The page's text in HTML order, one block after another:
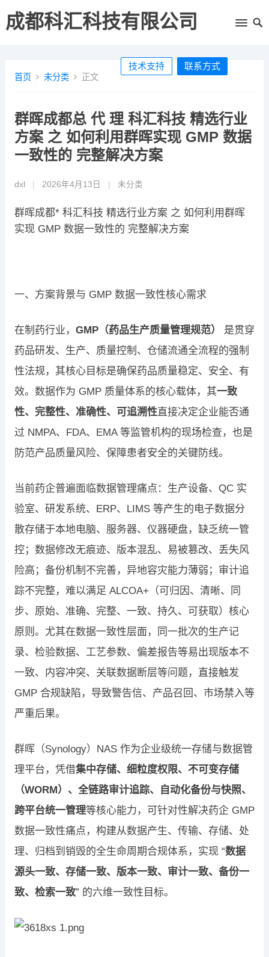
成都科汇科技有限公司
技术支持 联系方式
首页 未分类 正文
群晖成都总 代 理 科汇科技 精选行业
方案 之 如何利用群晖实现 GMP 数据
一致性的 完整解决方案
dxl 2026年4月13日 未分类
群晖成都* 科汇科技 精选行业方案 之 如何利用群晖
实现 GMP 数据一致性的 完整解决方案
一、方案背景与 GMP 数据一致性核心需求
在制药行业， GMP（药品生产质量管理规范）
是贯穿
药品研发、生产、质量控制、仓储流通全流程的强制
性法规，其核心目标是确保药品质量稳定、安全、有
效。数据作为 GMP 质量体系的核心载体，其一致
性、完整性、准确性、可追溯性直接决定企业能否通
过 NMPA、FDA、EMA 等监管机构的现场检查，也是
防范产品质量风险、保障患者安全的关键防线。
当前药企普遍面临数据管理痛点：生产设备、QC 实
验室、研发系统、ERP、LIMS 等产生的电子数据分
散存储于本地电脑、服务器、仪器硬盘，缺乏统一管
控；数据修改无痕迹、版本混乱、易被篡改、丢失风
险高；备份机制不完善，异地容灾能力薄弱；审计追
踪不完整，难以满足 ALCOA+（可归因、清晰、同
步、原始、准确、完整、一致、持久、可获取）核心
原则。尤其在数据一致性层面，同一批次的生产记
录、检验数据、工艺参数、偏差报告等易出现版本不
一致、内容冲突、关联数据断层等问题，直接触发
GMP 合规缺陷，导致警告信、产品召回、市场禁入等
严重后果。
群晖（Synology）NAS 作为企业级统一存储与数据管
理平台，凭借集中存储、细粒度权限、不可变存储
（WORM）、全链路审计追踪、自动化备份与快照、
跨平台统一管理等核心能力，可针对性解决药企 GMP
数据一致性痛点，构建从数据产生、传输、存储、处
理、归档到销毁的全生命周期合规体系，实现 “数据
源头一致、存储一致、版本一致、审计一致、备份一
致、检索一致” 的六维一致性目标。